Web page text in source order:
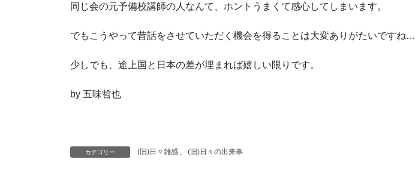
同じ会の元予備校講師の人なんて、ホントうまくて感心してしまいます。
でもこうやって昔話をさせていただく機会を得ることは大変ありがたいですね…
少しでも、途上国と日本の差が埋まれば嬉しい限りです。
by 五味哲也
カテゴリー (旧)日々雑感 (旧)日々の出来事